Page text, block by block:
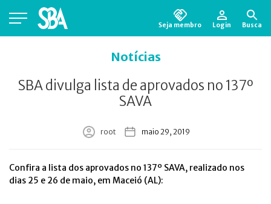
Seja membro Login Busca
Notícias
SBA divulga lista de aprovados no 137º
SAVA
root maio 29, 2019
Confira a lista dos aprovados no 137º SAVA, realizado nos
dias 25 e 26 de maio, em Maceió (AL):